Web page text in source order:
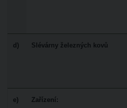
d) Slévárny železných kovů
e) Zařízení: